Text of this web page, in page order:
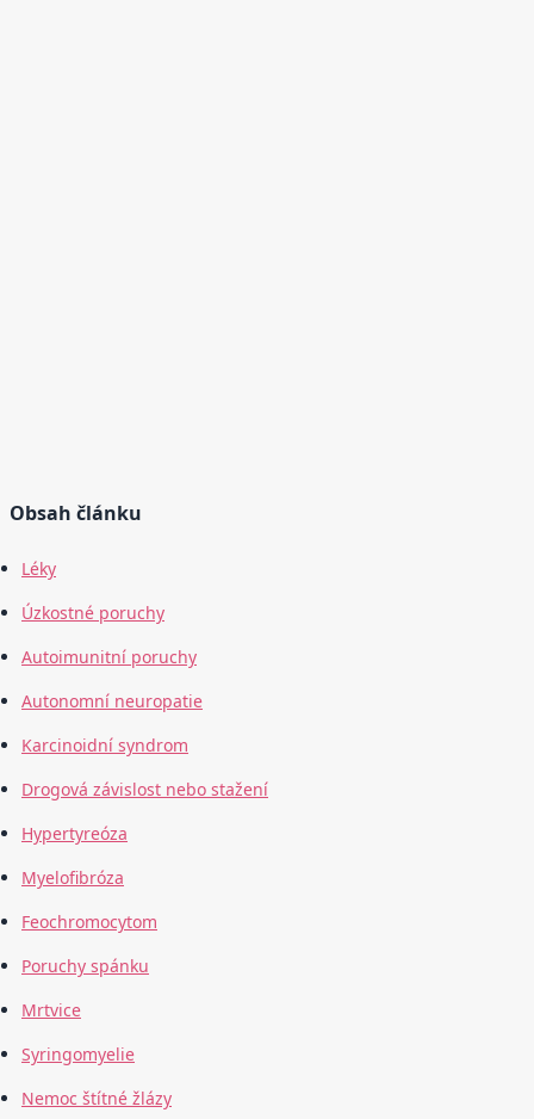
Obsah článku
Léky
Úzkostné poruchy
Autoimunitní poruchy
Autonomní neuropatie
Karcinoidní syndrom
Drogová závislost nebo stažení
Hypertyreóza
Myelofibróza
Feochromocytom
Poruchy spánku
Mrtvice
Syringomyelie
Nemoc štítné žlázy